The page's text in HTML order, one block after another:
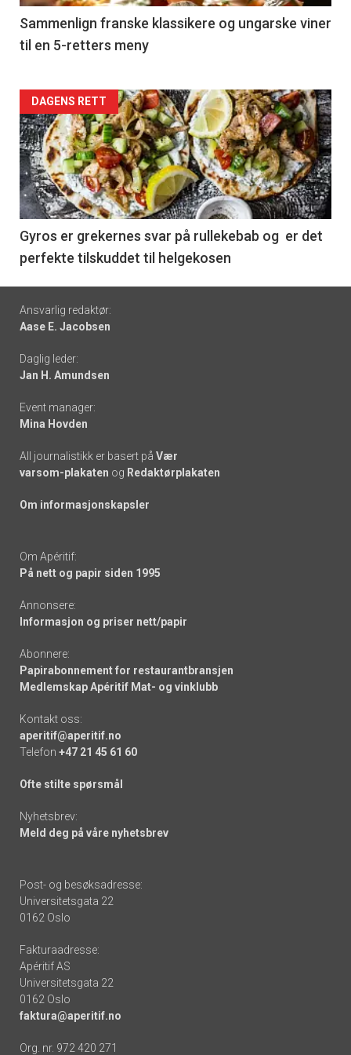
5
Sammenlign franske klassikere og ungarske viner
til en 5-retters meny
Forsiden
akkurat
nå
-
6
DAGENS RETT
Gyros er grekernes svar på rullekebab og er det
perfekte tilskuddet til helgekosen
Footer
-
links
Ansvarlig redaktør:
Aase E. Jacobsen
Daglig leder:
Jan H. Amundsen
Event manager:
Mina Hovden
All journalistikk er basert på Vær
varsom-plakaten og Redaktørplakaten
Om informasjonskapsler
Om Apéritif:
På nett og papir siden 1995
Annonsere:
Informasjon og priser nett/papir
Abonnere:
Papirabonnement for restaurantbransjen
Medlemskap Apéritif Mat- og vinklubb
Kontakt oss:
aperitif@aperitif.no
Telefon +47 21 45 61 60
Ofte stilte spørsmål
Nyhetsbrev:
Meld deg på våre nyhetsbrev
Post- og besøksadresse:
Universitetsgata 22
0162 Oslo
Fakturaadresse:
Apéritif AS
Universitetsgata 22
0162 Oslo
faktura@aperitif.no
Org. nr. 972 420 271